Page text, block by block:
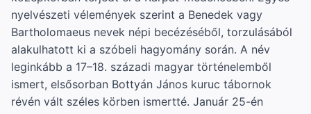
nyelvészeti vélemények szerint a Benedek vagy
Bartholomaeus nevek népi becézéséből, torzulásából
alakulhatott ki a szóbeli hagyomány során. A név
leginkább a 17–18. századi magyar történelemből
ismert, elsősorban Bottyán János kuruc tábornok
révén vált széles körben ismertté. Január 25-én